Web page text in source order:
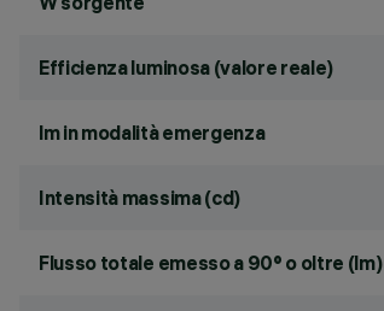
Efficienza luminosa (valore reale)
lm in modalità emergenza
Intensità massima (cd)
Flusso totale emesso a 90° o oltre (lm)